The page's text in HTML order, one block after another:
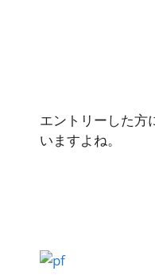
エントリーした方
いますよね。